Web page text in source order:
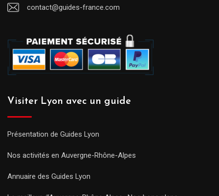
contact@guides-france.com
Visiter Lyon avec un guide
Présentation de Guides Lyon
Nos activités en Auvergne-Rhône-Alpes
Annuaire des Guides Lyon